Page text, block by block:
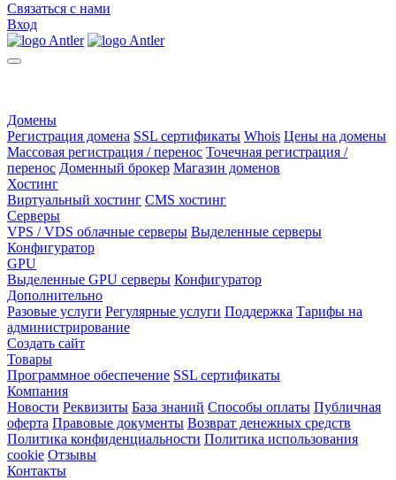
Связаться с нами
Вход
Домены
Регистрация домена SSL сертификаты Whois Цены на домены
Массовая регистрация / перенос Точечная регистрация /
перенос Доменный брокер Магазин доменов
Хостинг
Виртуальный хостинг CMS хостинг
Серверы
VPS / VDS облачные серверы Выделенные серверы
Конфигуратор
GPU
Выделенные GPU серверы Конфигуратор
Дополнительно
Разовые услуги Регулярные услуги Поддержка Тарифы на
администрирование
Создать сайт
Товары
Программное обеспечение SSL сертификаты
Компания
Новости Реквизиты База знаний Способы оплаты Публичная
оферта Правовые документы Возврат денежных средств
Политика конфиденциальности Политика использования
cookie Отзывы
Контакты